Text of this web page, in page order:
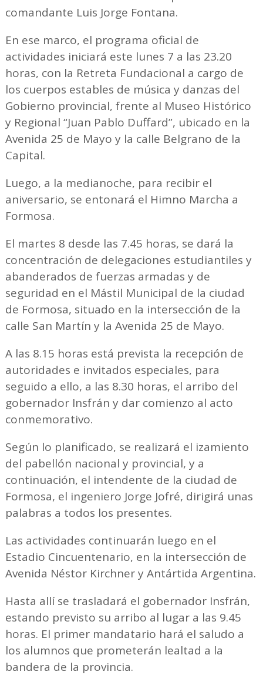
comandante Luis Jorge Fontana.
En ese marco, el programa oficial de
actividades iniciará este lunes 7 a las 23.20
horas, con la Retreta Fundacional a cargo de
los cuerpos estables de música y danzas del
Gobierno provincial, frente al Museo Histórico
y Regional “Juan Pablo Duffard”, ubicado en la
Avenida 25 de Mayo y la calle Belgrano de la
Capital.
Luego, a la medianoche, para recibir el
aniversario, se entonará el Himno Marcha a
Formosa.
El martes 8 desde las 7.45 horas, se dará la
concentración de delegaciones estudiantiles y
abanderados de fuerzas armadas y de
seguridad en el Mástil Municipal de la ciudad
de Formosa, situado en la intersección de la
calle San Martín y la Avenida 25 de Mayo.
A las 8.15 horas está prevista la recepción de
autoridades e invitados especiales, para
seguido a ello, a las 8.30 horas, el arribo del
gobernador Insfrán y dar comienzo al acto
conmemorativo.
Según lo planificado, se realizará el izamiento
del pabellón nacional y provincial, y a
continuación, el intendente de la ciudad de
Formosa, el ingeniero Jorge Jofré, dirigirá unas
palabras a todos los presentes.
Las actividades continuarán luego en el
Estadio Cincuentenario, en la intersección de
Avenida Néstor Kirchner y Antártida Argentina.
Hasta allí se trasladará el gobernador Insfrán,
estando previsto su arribo al lugar a las 9.45
horas. El primer mandatario hará el saludo a
los alumnos que prometerán lealtad a la
bandera de la provincia.